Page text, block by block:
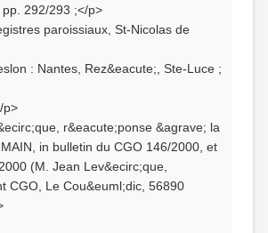
292/293 ;</p>
paroissiaux, St-Nicolas de
: Nantes, Rez&eacute;, Ste-Luce ;
p>
r&eacute;ponse &agrave; la
in bulletin du CGO 146/2000, et
(M. Jean Lev&ecirc;que,
CGO, Le Cou&euml;dic, 56890